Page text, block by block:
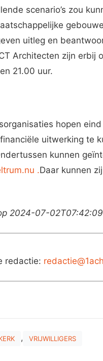
scenario’s zou
uitleg en
Architecten zijn erbij
21.00 uur.
hopen
uitwerking te
kunnen
.Daar kunnen
2024-07-
redactie:
, VRIJWILLIGERS